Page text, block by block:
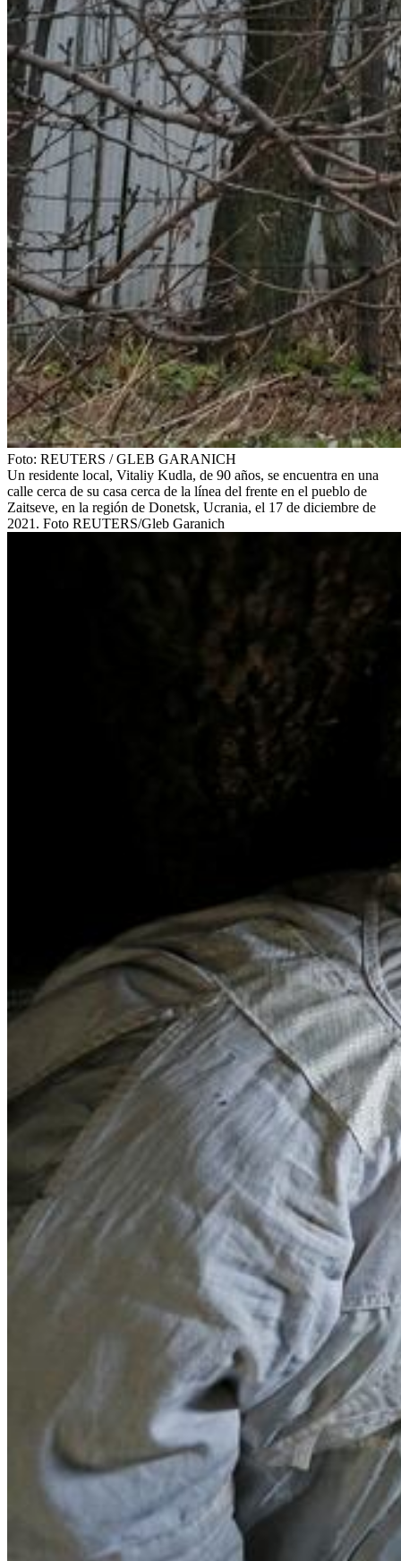
Foto: REUTERS /GLEB GARANICH
Un residente local, Vitaliy Kudla, de 90 años, se encuentra en una
calle cerca de su casa cerca de la línea del frente en el pueblo de
Zaitseve, en la región de Donetsk, Ucrania, el 17 de diciembre de
2021. Foto REUTERS/Gleb Garanich